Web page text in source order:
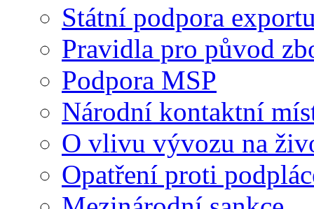
Státní podpora
Pravidla pro původ
Podpora MSP
Národní kontaktní
O vlivu vývozu na
Opatření proti